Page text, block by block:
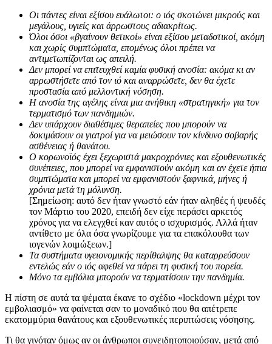
Οι πάντες είναι εξίσου ευάλωτοι: ο ιός σκοτώνει μικρούς και
μεγάλους, υγιείς και άρρωστους αδιακρίτως.
Όλοι όσοι «βγαίνουν θετικοί» είναι εξίσου μεταδοτικοί, ακόμη
και χωρίς συμπτώματα, επομένως όλοι πρέπει να
αντιμετωπίζονται ως απειλή.
Δεν μπορεί να επιτευχθεί καμία φυσική ανοσία: ακόμα κι αν
αρρωστήσετε από τον ιό και αναρρώσετε, δεν θα έχετε
προστασία από μελλοντική νόσηση.
Η ανοσία της αγέλης είναι μια ανήθικη «στρατηγική» για τον
τερματισμό των πανδημιών.
Δεν υπάρχουν διαθέσιμες θεραπείες που μπορούν να
δοκιμάσουν οι γιατροί για να μειώσουν τον κίνδυνο σοβαρής
ασθένειας ή θανάτου.
Ο κορωνοϊός έχει ξεχωριστά μακροχρόνιες και εξουθενωτικές
συνέπειες, που μπορεί να εμφανιστούν ακόμη και αν έχετε ήπια
συμπτώματα και μπορεί να εμφανιστούν ξαφνικά, μήνες ή
χρόνια μετά τη μόλυνση.
[Σημείωση: αυτό δεν ήταν γνωστό εάν ήταν αληθές ή ψευδές
τον Μάρτιο του 2020, επειδή δεν είχε περάσει αρκετός
χρόνος για να ελεγχθεί καν αυτός ο ισχυρισμός. Αλλά ήταν
αντίθετο με όλα όσα γνωρίζουμε για τα επακόλουθα των
ιογενών λοιμώξεων.]
Τα συστήματα υγειονομικής περίθαλψης θα καταρρεύσουν
εντελώς εάν ο ιός αφεθεί να πάρει τη φυσική του πορεία.
Μόνο τα εμβόλια μπορούν να τερματίσουν την πανδημία.
Η πίστη σε αυτά τα ψέματα έκανε το σχέδιο «lockdown μέχρι τον
εμβολιασμό» να φαίνεται σαν το μοναδικό που θα απέτρεπε
εκατομμύρια θανάτους και εξουθενωτικές περιπτώσεις νόσησης.
Τι θα γινόταν όμως αν οι άνθρωποι συνειδητοποιούσαν, μετά από